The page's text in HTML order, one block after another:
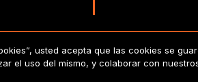
Copyright 2026
usted acepta que las cookies se
el uso del mismo, y colaborar con